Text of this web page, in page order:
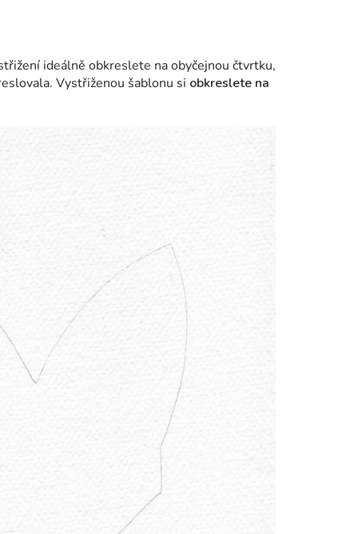
ideálně obkreslete na obyčejnou čtvrtku,
Vystřiženou šablonu si obkreslete na